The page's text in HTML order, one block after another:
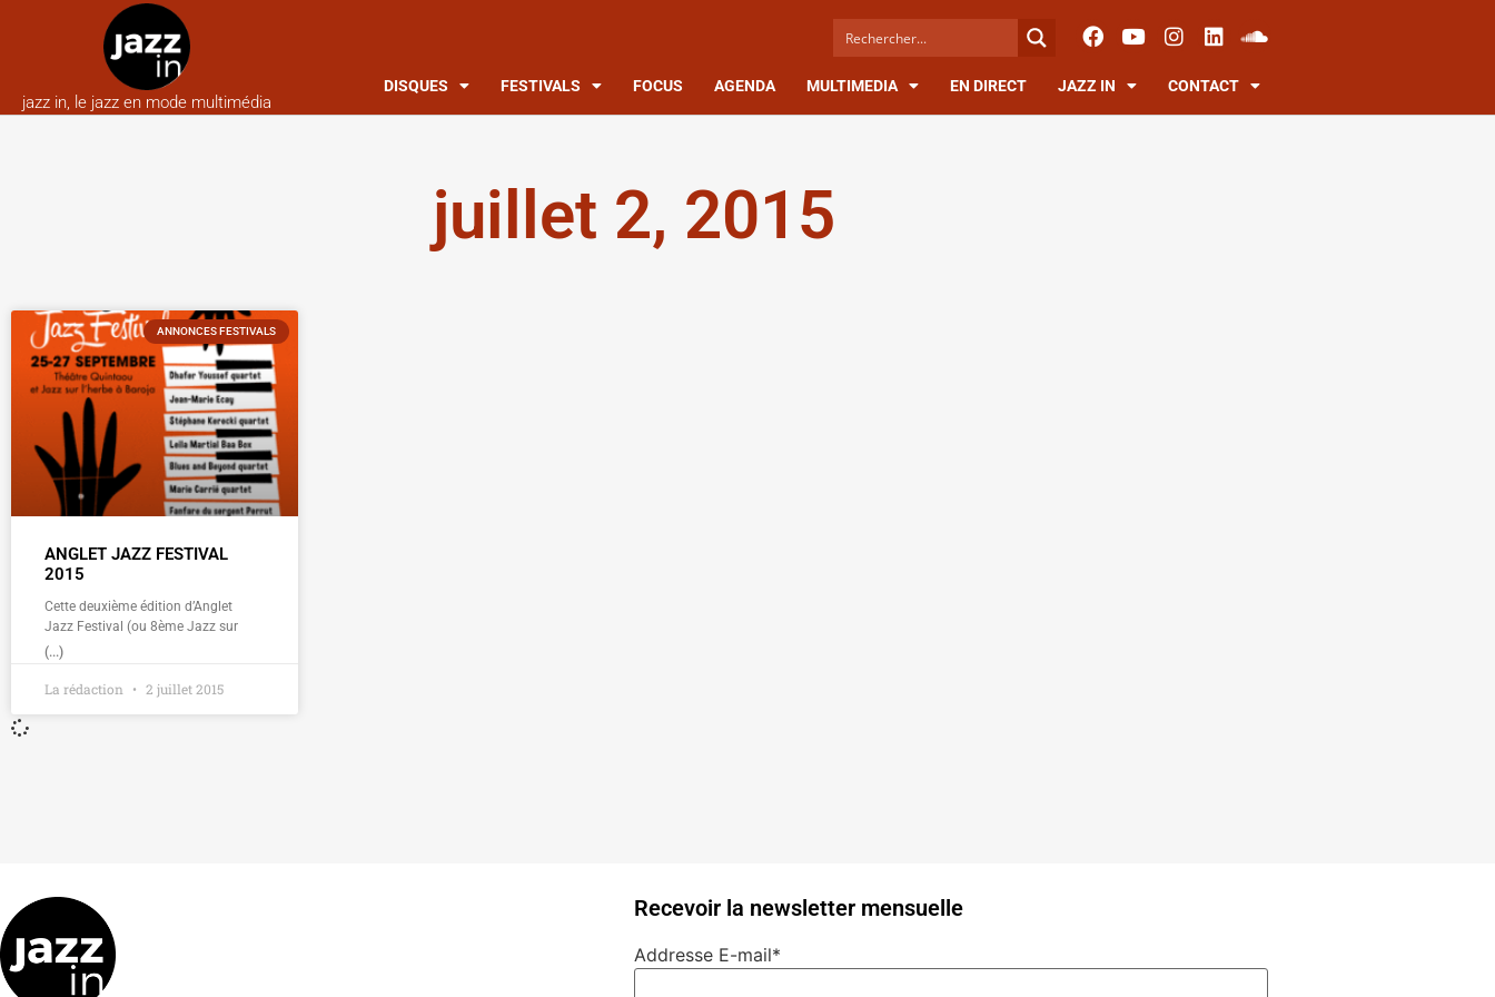
jazz in, le jazz en mode multimédia
DISQUES FESTIVALS FOCUS AGENDA MULTIMEDIA EN DIRECT JAZZ IN CONTACT
juillet 2, 2015
ANNONCES FESTIVALS
ANGLET JAZZ FESTIVAL
2015
Cette deuxième édition d’Anglet
Jazz Festival (ou 8ème Jazz sur
(...)
La rédaction 2 juillet 2015
Recevoir la newsletter mensuelle
Addresse E-mail*